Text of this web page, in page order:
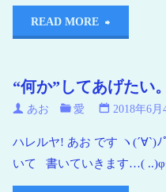
READ MORE
“何か”してあげたい。
あお 愛 2018年6
ハレルヤ! あお です ヽ
いて 書いていきます…(